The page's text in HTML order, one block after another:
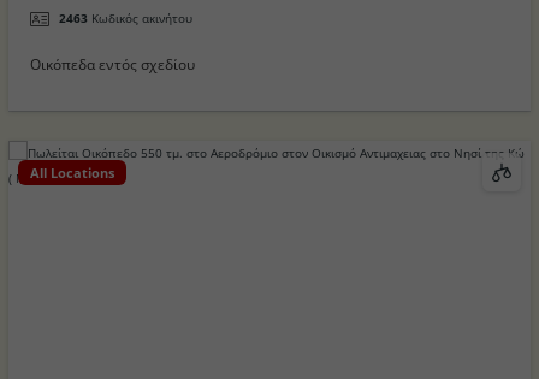
2463 Κωδικός ακινήτου
Οικόπεδα εντός σχεδίου
All Locations